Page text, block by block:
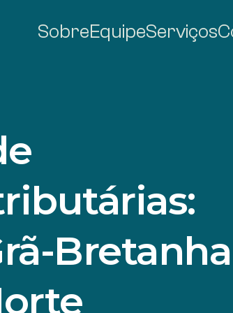
SobreEquipeServiços
Bretanha